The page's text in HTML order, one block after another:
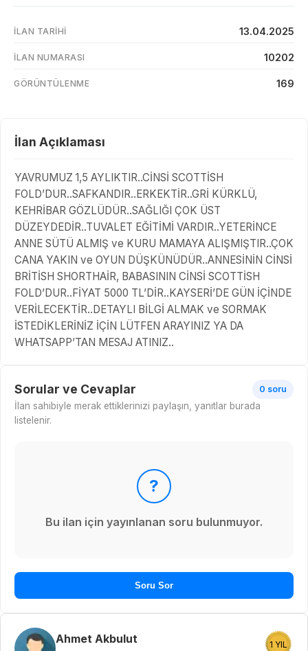
İLAN TARIHI 13.04.2025
İLAN NUMARASI 10202
GÖRÜNTÜLENME 169
İlan Açıklaması
YAVRUMUZ 1,5 AYLIKTIR..CİNSİ SCOTTİSH
FOLD’DUR..SAFKANDIR..ERKEKTİR..GRİ KÜRKLÜ,
KEHRİBAR GÖZLÜDÜR..SAĞLIĞI ÇOK ÜST
DÜZEYDEDİR..TUVALET EĞİTİMİ VARDIR..YETERİNCE
ANNE SÜTÜ ALMIŞ ve KURU MAMAYA ALIŞMIŞTIR..ÇOK
CANA YAKIN ve OYUN DÜŞKÜNÜDÜR..ANNESİNİN CİNSİ
BRİTİSH SHORTHAİR, BABASININ CİNSİ SCOTTİSH
FOLD’DUR..FİYAT 5000 TL’DİR..KAYSERİ’DE GÜN İÇİNDE
VERİLECEKTİR..DETAYLI BİLGİ ALMAK ve SORMAK
İSTEDİKLERİNİZ İÇİN LÜTFEN ARAYINIZ YA DA
WHATSAPP’TAN MESAJ ATINIZ..
Sorular ve Cevaplar 0 soru
İlan sahibiyle merak ettiklerinizi paylaşın, yanıtlar burada
listelenir.
?
Bu ilan için yayınlanan soru bulunmuyor.
Soru Sor
Ahmet Akbulut 1 YIL